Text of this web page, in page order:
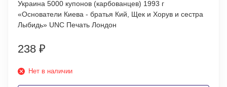
Украина 5000 купонов (карбованцев) 1993 г
«Основатели Киева - братья Кий, Щек и Хорув и сестра
Лыбидь» UNC Печать Лондон
238 ₽
Нет в наличии